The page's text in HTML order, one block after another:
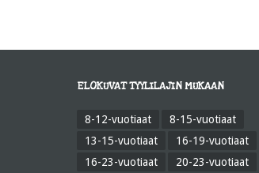
ELOKUVAT TYYLILAJIN MUKAAN
8-12-vuotiaat
8-15-vuotiaat
13-15-vuotiaat
16-19-vuotiaat
16-23-vuotiaat
20-23-vuotiaat